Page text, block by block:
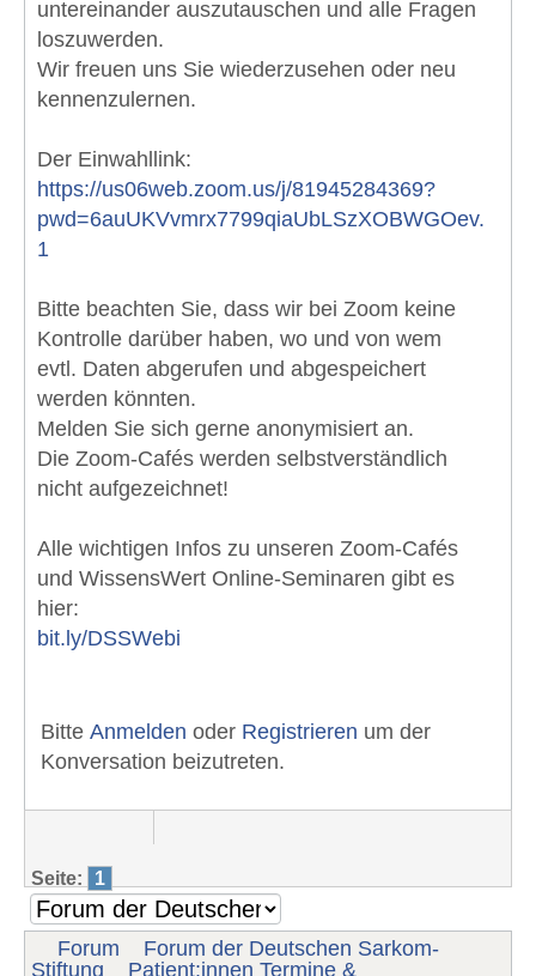
untereinander auszutauschen und alle Fragen
loszuwerden.
Wir freuen uns Sie wiederzusehen oder neu
kennenzulernen.
Der Einwahllink:
https://us06web.zoom.us/j/81945284369?
pwd=6auUKVvmrx7799qiaUbLSzXOBWGOev.
1
Bitte beachten Sie, dass wir bei Zoom keine
Kontrolle darüber haben, wo und von wem
evtl. Daten abgerufen und abgespeichert
werden könnten.
Melden Sie sich gerne anonymisiert an.
Die Zoom-Cafés werden selbstverständlich
nicht aufgezeichnet!
Alle wichtigen Infos zu unseren Zoom-Cafés
und WissensWert Online-Seminaren gibt es
hier:
bit.ly/DSSWebi
Bitte Anmelden oder Registrieren um der
Konversation beizutreten.
Seite: 1
Forum
Forum der Deutschen Sarkom-
Stiftung
Patient:innen Termine &